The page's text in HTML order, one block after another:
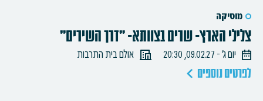
מוסיקה
צלילי הארץ- שרים בצוותא- "דרך השירים"
יום ג׳ - 09.02.27, 20:30 אולם בית התרבות
לפרטים נוספים